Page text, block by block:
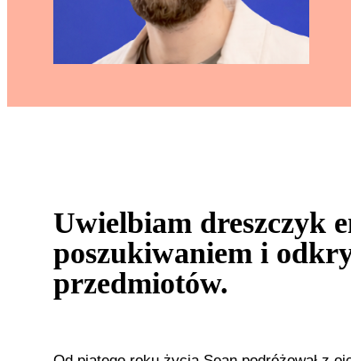
Uwielbiam dreszczyk
poszukiwaniem i
przedmiotów.